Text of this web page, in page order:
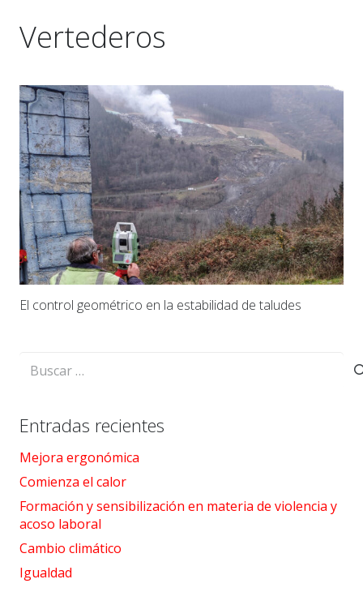
Vertederos
El control geométrico en la estabilidad de taludes
Buscar:
Entradas recientes
Mejora ergonómica
Comienza el calor
Formación y sensibilización en materia de violencia y
acoso laboral
Cambio climático
Igualdad